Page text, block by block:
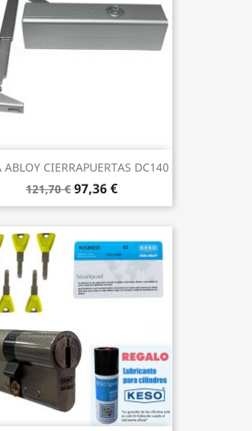
ABLOY CIERRAPUERTAS DC140
121,70 € 97,36 €